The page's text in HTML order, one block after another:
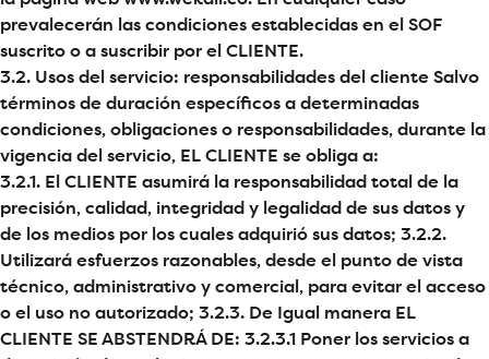
prevalecerán las condiciones establecidas en el SOF
suscrito o a suscribir por el CLIENTE.
3.2. Usos del servicio: responsabilidades del cliente Salvo
términos de duración específicos a determinadas
condiciones, obligaciones o responsabilidades, durante la
vigencia del servicio, EL CLIENTE se obliga a:
3.2.1. El CLIENTE asumirá la responsabilidad total de la
precisión, calidad, integridad y legalidad de sus datos y
de los medios por los cuales adquirió sus datos; 3.2.2.
Utilizará esfuerzos razonables, desde el punto de vista
técnico, administrativo y comercial, para evitar el acceso
o el uso no autorizado; 3.2.3. De Igual manera EL
CLIENTE SE ABSTENDRÁ DE: 3.2.3.1 Poner los servicios a